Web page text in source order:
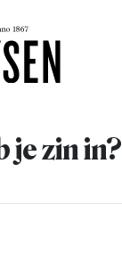
je zin in?